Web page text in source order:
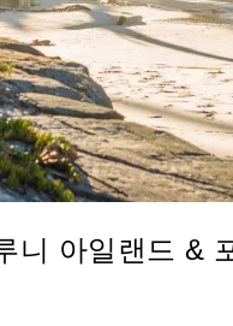
니 아일랜드 &